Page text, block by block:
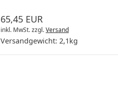
65,45 EUR
inkl. MwSt.zzgl.Versand
Versandgewicht: 2,1 kg